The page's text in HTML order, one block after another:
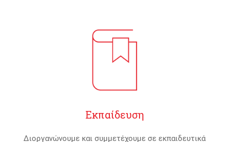
Εκπαίδευση
Διοργανώνουμε και συμμετέχουμε σε εκπαιδευτικά